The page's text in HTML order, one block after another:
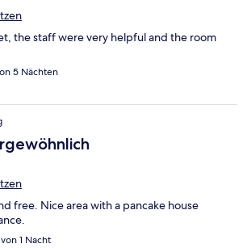
the staff were very helpful and the room
5 Nächten
free. Nice area with a pancake house
1 Nacht